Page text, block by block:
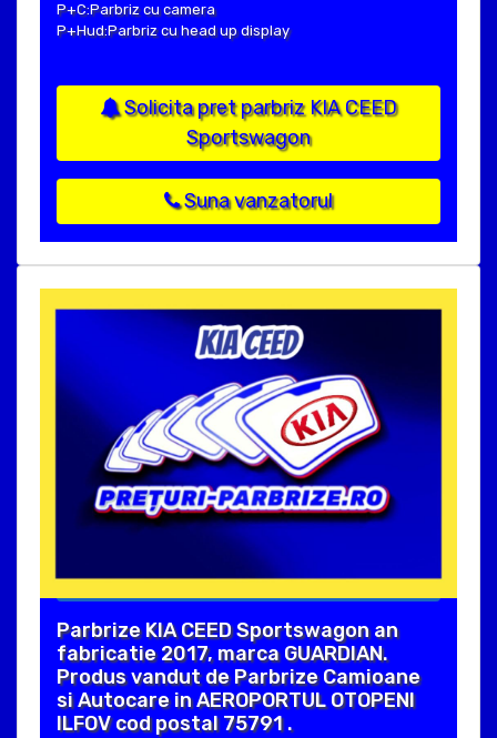
P+C:Parbriz cu camera
P+Hud:Parbriz cu head up display
Solicita pret parbriz KIA CEED
Sportswagon
Suna vanzatorul
Parbrize KIA CEED Sportswagon an
fabricatie 2017, marca GUARDIAN.
Produs vandut de Parbrize Camioane
si Autocare in AEROPORTUL OTOPENI
ILFOV cod postal 75791 .